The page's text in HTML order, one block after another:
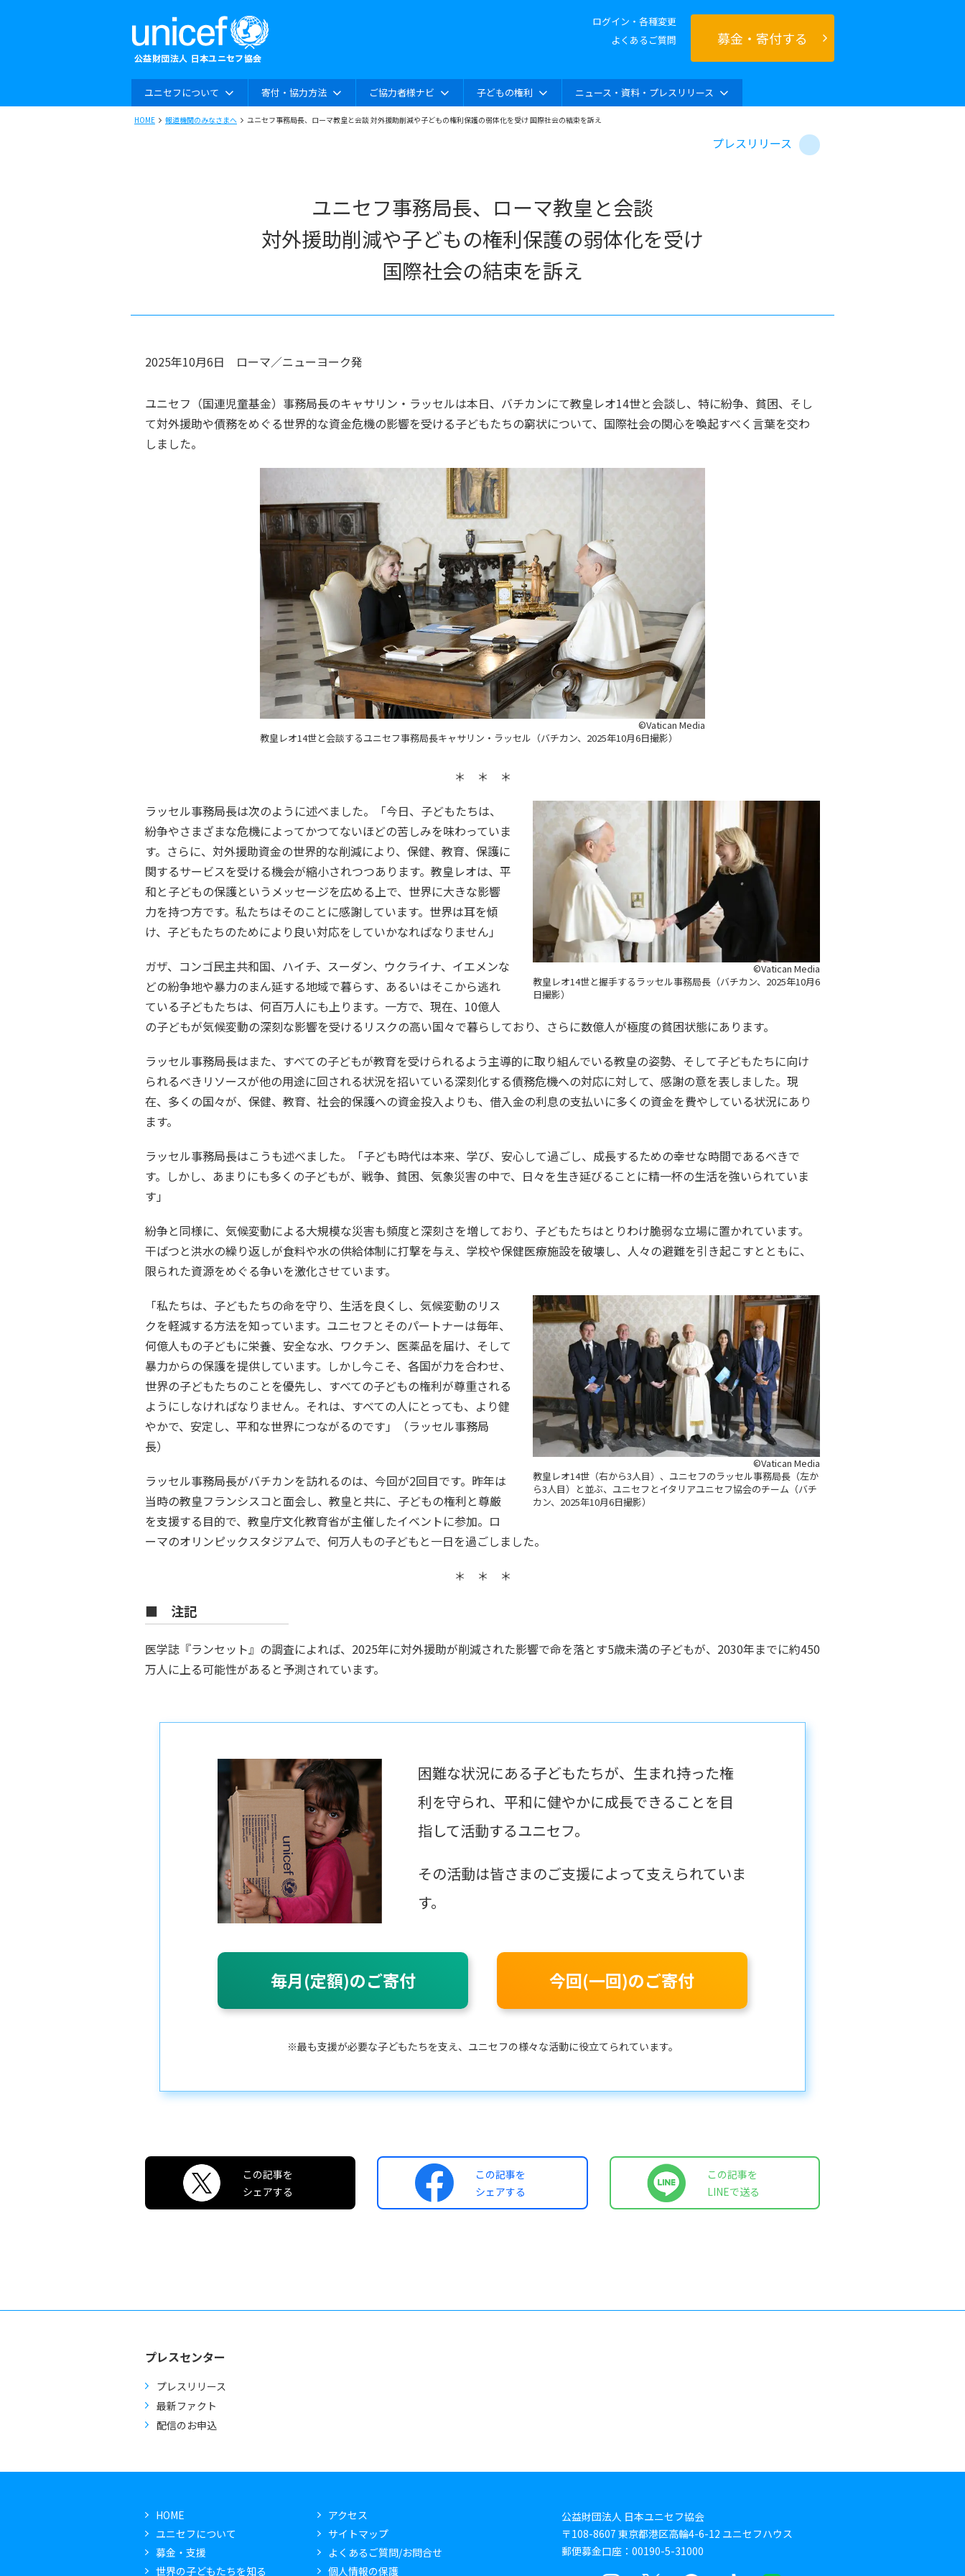
ログイン・各種変更
よくあるご質問
募金・寄付する
ユニセフについて 寄付・協力方法 ご協力者様ナビ 子どもの権利 ニュース・資料・プレスリリース
HOME 報道機関のみなさまへ ユニセフ事務局長、ローマ教皇と会談 対外援助削減や子どもの権利保護の弱体化を受け 国際社会の結束を訴え
プレスリリース
ユニセフ事務局長、ローマ教皇と会談
対外援助削減や子どもの権利保護の弱体化を受け
国際社会の結束を訴え
2025年10月6日 ローマ／ニューヨーク発
ユニセフ（国連児童基金）事務局長のキャサリン・ラッセルは本日、バチカンにて教皇レオ14世と会談し、特に紛争、貧困、そし
て対外援助や債務をめぐる世界的な資金危機の影響を受ける子どもたちの窮状について、国際社会の関心を喚起すべく言葉を交わ
しました。
©Vatican Media
教皇レオ14世と会談するユニセフ事務局長キャサリン・ラッセル（バチカン、2025年10月6日撮影）
＊ ＊ ＊
©Vatican Media
教皇レオ14世と握手するラッセル事務局長（バチカン、2025年10月6
日撮影）
ラッセル事務局長は次のように述べました。「今日、子どもたちは、
紛争やさまざまな危機によってかつてないほどの苦しみを味わっていま
す。さらに、対外援助資金の世界的な削減により、保健、教育、保護に
関するサービスを受ける機会が縮小されつつあります。教皇レオは、平
和と子どもの保護というメッセージを広める上で、世界に大きな影響
力を持つ方です。私たちはそのことに感謝しています。世界は耳を傾
け、子どもたちのためにより良い対応をしていかなればなりません」
ガザ、コンゴ民主共和国、ハイチ、スーダン、ウクライナ、イエメンな
どの紛争地や暴力のまん延する地域で暮らす、あるいはそこから逃れ
ている子どもたちは、何百万人にも上ります。一方で、現在、10億人
の子どもが気候変動の深刻な影響を受けるリスクの高い国々で暮らしており、さらに数億人が極度の貧困状態にあります。
ラッセル事務局長はまた、すべての子どもが教育を受けられるよう主導的に取り組んでいる教皇の姿勢、そして子どもたちに向け
られるべきリソースが他の用途に回される状況を招いている深刻化する債務危機への対応に対して、感謝の意を表しました。現
在、多くの国々が、保健、教育、社会的保護への資金投入よりも、借入金の利息の支払いに多くの資金を費やしている状況にあり
ます。
ラッセル事務局長はこうも述べました。「子ども時代は本来、学び、安心して過ごし、成長するための幸せな時間であるべきで
す。しかし、あまりにも多くの子どもが、戦争、貧困、気象災害の中で、日々を生き延びることに精一杯の生活を強いられていま
す」
紛争と同様に、気候変動による大規模な災害も頻度と深刻さを増しており、子どもたちはとりわけ脆弱な立場に置かれています。
干ばつと洪水の繰り返しが食料や水の供給体制に打撃を与え、学校や保健医療施設を破壊し、人々の避難を引き起こすとともに、
限られた資源をめぐる争いを激化させています。
©Vatican Media
教皇レオ14世（右から3人目）、ユニセフのラッセル事務局長（左か
ら3人目）と並ぶ、ユニセフとイタリアユニセフ協会のチーム（バチ
カン、2025年10月6日撮影）
「私たちは、子どもたちの命を守り、生活を良くし、気候変動のリス
クを軽減する方法を知っています。ユニセフとそのパートナーは毎年、
何億人もの子どもに栄養、安全な水、ワクチン、医薬品を届け、そして
暴力からの保護を提供しています。しかし今こそ、各国が力を合わせ、
世界の子どもたちのことを優先し、すべての子どもの権利が尊重される
ようにしなければなりません。それは、すべての人にとっても、より健
やかで、安定し、平和な世界につながるのです」（ラッセル事務局
長）
ラッセル事務局長がバチカンを訪れるのは、今回が2回目です。昨年は
当時の教皇フランシスコと面会し、教皇と共に、子どもの権利と尊厳
を支援する目的で、教皇庁文化教育省が主催したイベントに参加。ロ
ーマのオリンピックスタジアムで、何万人もの子どもと一日を過ごしました。
＊ ＊ ＊
■ 注記
医学誌『ランセット』の調査によれば、2025年に対外援助が削減された影響で命を落とす5歳未満の子どもが、2030年までに約450
万人に上る可能性があると予測されています。
困難な状況にある子どもたちが、生まれ持った権
利を守られ、平和に健やかに成長できることを目
指して活動するユニセフ。
その活動は皆さまのご支援によって支えられていま
す。
毎月(定額)のご寄付 今回(一回)のご寄付
※最も支援が必要な子どもたちを支え、ユニセフの様々な活動に役立てられています。
この記事を
シェアする
この記事を
シェアする
この記事を
LINEで送る
プレスセンター
プレスリリース
最新ファクト
配信のお申込
HOME
ユニセフについて
募金・支援
世界の子どもたちを知る
アクセス
サイトマップ
よくあるご質問/お問合せ
個人情報の保護
公益財団法人 日本ユニセフ協会
〒108-8607 東京都港区高輪4-6-12 ユニセフハウス
郵便募金口座：00190-5-31000